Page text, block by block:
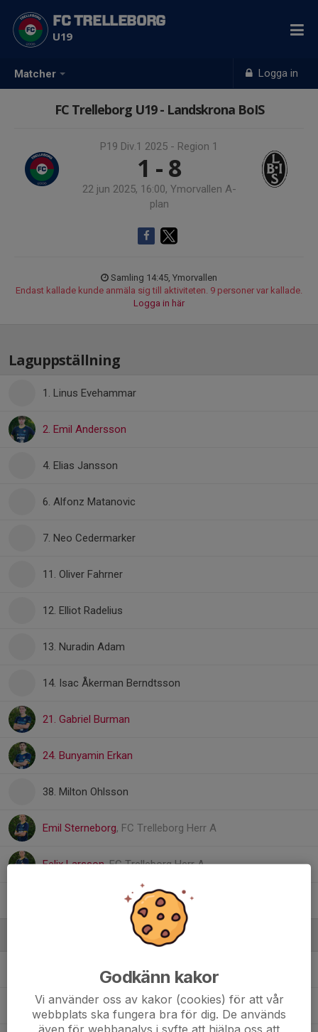
Matcher Logga in
FC TRELLEBORG
U19
FC Trelleborg U19 - Landskrona BoIS
P19 Div.1 2025 - Region 1
1 - 8
22 jun 2025, 16:00, Ymorvallen A-
plan
Samling 14:45, Ymorvallen
Endast kallade kunde anmäla sig till aktiviteten. 9 personer var kallade.
Logga in här
Laguppställning
1. Linus Evehammar
2. Emil Andersson
4. Elias Jansson
6. Alfonz Matanovic
7. Neo Cedermarker
11. Oliver Fahrner
12. Elliot Radelius
13. Nuradin Adam
14. Isac Åkerman Berndtsson
21. Gabriel Burman
24. Bunyamin Erkan
38. Milton Ohlsson
Emil Sterneborg, FC Trelleborg Herr A
Felix Larsson, FC Trelleborg Herr A
Hjalmar Jeppsson, FC Trelleborg Herr A
Fredrik HahneAdministratör
Patrik PariolaTränare
Godkänn kakor
Vi använder oss av kakor (cookies) för att vår
webbplats ska fungera bra för dig. De används
även för webbanalys i syfte att hjälpa oss att